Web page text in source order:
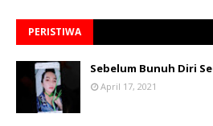
PERISTIWA
Sebelum Bunuh Diri
April 17, 2021